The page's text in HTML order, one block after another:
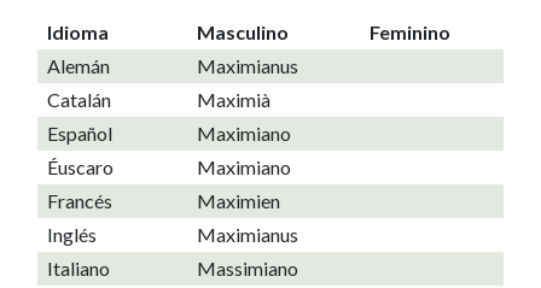
Idioma Masculino
Feminino
Alemán
Maximianus
Catalán
Maximià
Español
Maximiano
Éuscaro
Maximiano
Francés
Maximien
Inglés
Maximianus
Italiano
Massimiano